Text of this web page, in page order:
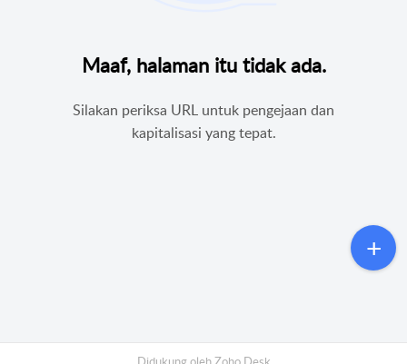
Maaf, halaman itu tidak ada.
Silakan periksa URL untuk pengejaan dan
kapitalisasi yang tepat.